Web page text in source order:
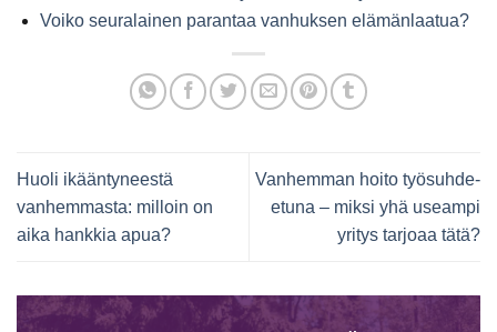
Voiko seuralainen parantaa vanhuksen elämänlaatua?
Huoli ikääntyneestä
vanhemmasta: milloin on
aika hankkia apua?
Vanhemman hoito työsuhde-
etuna – miksi yhä useampi
yritys tarjoaa tätä?